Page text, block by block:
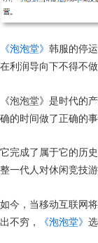
《泡泡堂》 韩服的停
在利润导向下不得不做
《泡泡堂》是时代的
确的时间做了正确的
它完成了属于它的历
整一代人对休闲竞技游
如今，当移动互联网
出不穷，
《泡泡堂》